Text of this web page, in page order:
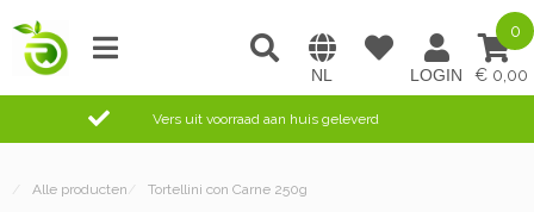
0,00
0
Vers uit voorraad aan huis geleverd
/ Alle producten / Tortellini con Carne 250g